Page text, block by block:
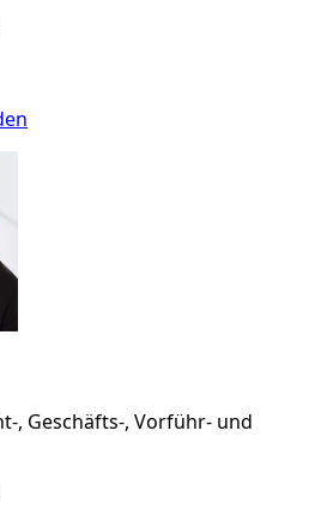
, Geschäfts-, Vorführ- und